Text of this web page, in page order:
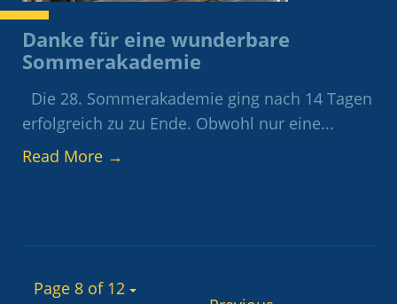
Danke für eine wunderbare
Sommerakademie
Die 28. Sommerakademie ging nach 14 Tagen
erfolgreich zu zu Ende. Obwohl nur eine...
Read More →
Page 8 of 12